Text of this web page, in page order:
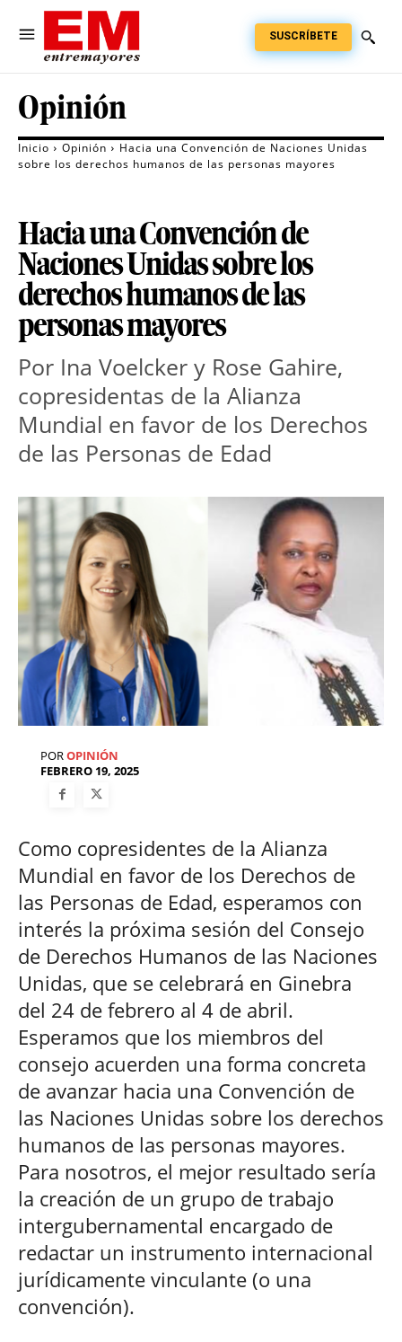
SUSCRÍBETE
Opinión
Inicio Opinión
Hacia una Convención de Naciones Unidas
sobre los derechos humanos de las personas mayores
Hacia una Convención de
Naciones Unidas sobre los
derechos humanos de las
personas mayores
Por Ina Voelcker y Rose Gahire,
copresidentas de la Alianza
Mundial en favor de los Derechos
de las Personas de Edad
POROPINIÓN
FEBRERO 19, 2025
Como copresidentes de la Alianza
Mundial en favor de los Derechos de
las Personas de Edad, esperamos con
interés la próxima sesión del Consejo
de Derechos Humanos de las Naciones
Unidas, que se celebrará en Ginebra
del 24 de febrero al 4 de abril.
Esperamos que los miembros del
consejo acuerden una forma concreta
de avanzar hacia una Convención de
las Naciones Unidas sobre los derechos
humanos de las personas mayores.
Para nosotros, el mejor resultado sería
la creación de un grupo de trabajo
intergubernamental encargado de
redactar un instrumento internacional
jurídicamente vinculante (o una
convención).